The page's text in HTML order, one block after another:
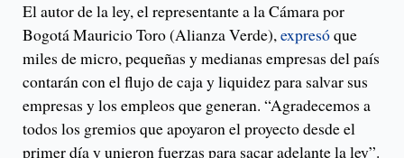
El autor de la ley, el representante a la Cámara por
Bogotá Mauricio Toro (Alianza Verde),expresóque
miles de micro, pequeñas y medianas empresas del país
contarán con el flujo de caja y liquidez para salvar sus
empresas y los empleos que generan. “Agradecemos a
todos los gremios que apoyaron el proyecto desde el
primer día y unieron fuerzas para sacar adelante la ley”.